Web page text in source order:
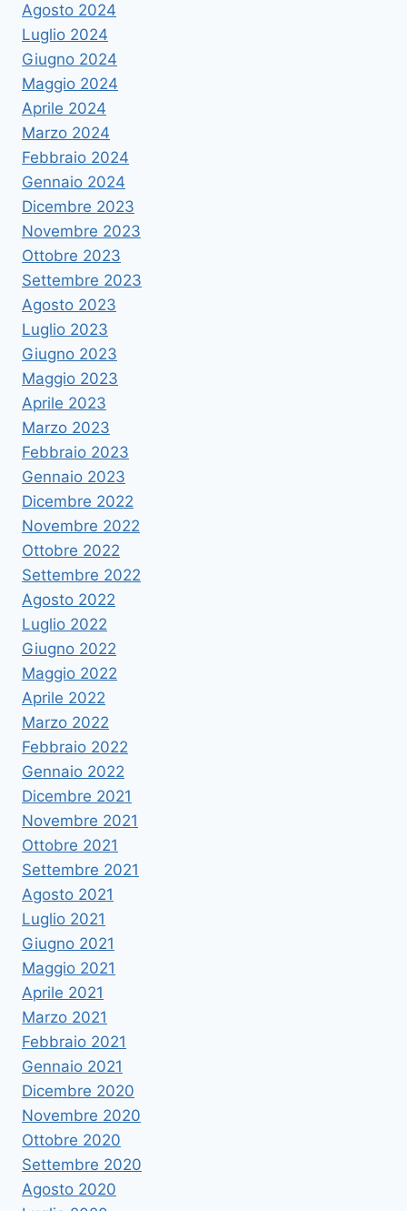
Agosto 2024
Luglio 2024
Giugno 2024
Maggio 2024
Aprile 2024
Marzo 2024
Febbraio 2024
Gennaio 2024
Dicembre 2023
Novembre 2023
Ottobre 2023
Settembre 2023
Agosto 2023
Luglio 2023
Giugno 2023
Maggio 2023
Aprile 2023
Marzo 2023
Febbraio 2023
Gennaio 2023
Dicembre 2022
Novembre 2022
Ottobre 2022
Settembre 2022
Agosto 2022
Luglio 2022
Giugno 2022
Maggio 2022
Aprile 2022
Marzo 2022
Febbraio 2022
Gennaio 2022
Dicembre 2021
Novembre 2021
Ottobre 2021
Settembre 2021
Agosto 2021
Luglio 2021
Giugno 2021
Maggio 2021
Aprile 2021
Marzo 2021
Febbraio 2021
Gennaio 2021
Dicembre 2020
Novembre 2020
Ottobre 2020
Settembre 2020
Agosto 2020